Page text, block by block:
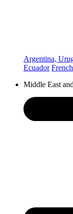
Argentina,
Ecuador
Middle East